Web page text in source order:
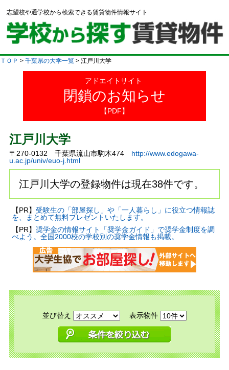
志望校や通学校から検索できる賃貸物件情報サイト
ＴＯＰ > 千葉県の大学一覧 > 江戸川大学
アドエイトサイト
閉鎖のお知らせ
【PDF】
江戸川大学
〒270-0132 千葉県流山市駒木474 http://www.edogawa-
u.ac.jp/univ/euo-j.html
江戸川大学の登録物件は現在38件です。
【PR】 受験生の「部屋探し」や「一人暮らし」に役立つ情報誌
を、まとめて無料プレゼントいたします。
【PR】 奨学金の情報サイト「奨学金ガイド」で奨学金制度を調
べよう。全国2000校の学校別の奨学金情報も掲載。
並び替え 表示物件